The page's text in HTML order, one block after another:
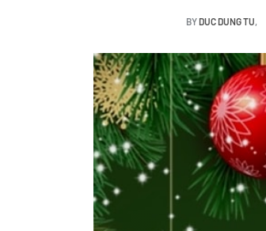
BY DUC DUNG TU